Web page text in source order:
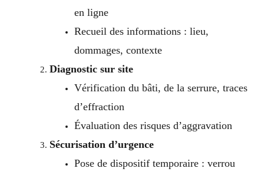
en ligne
Recueil des informations : lieu,
dommages, contexte
Diagnostic sur site
Vérification du bâti, de la serrure, traces
d’effraction
Évaluation des risques d’aggravation
Sécurisation d’urgence
Pose de dispositif temporaire : verrou